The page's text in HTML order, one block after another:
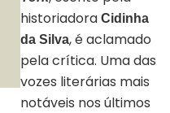
historiadora Cidinha
da Silva, é aclamado
pela crítica. Uma das
vozes literárias mais
notáveis nos últimos